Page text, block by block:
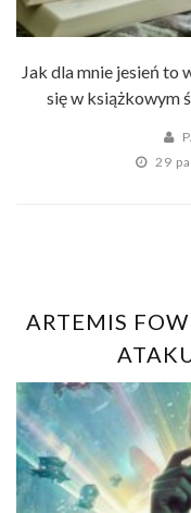
Jak dla mnie jesień to
się w książkowym
29
ARTEMIS